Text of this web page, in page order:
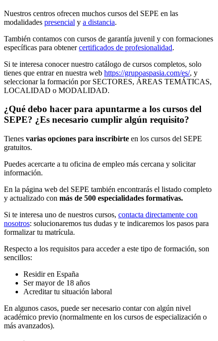
Nuestros centros ofrecen muchos cursos del SEPE en las
modalidades presencial y a distancia.
También contamos con cursos de garantía juvenil y con formaciones
específicas para obtenercertificados de profesionalidad.
Si te interesa conocer nuestro catálogo de cursos completos, solo
tienes que entrar en nuestra web https://grupoaspasia.com/es/, y
seleccionar la formación por SECTORES, ÁREAS TEMÁTICAS,
LOCALIDAD o MODALIDAD.
¿Qué debo hacer para apuntarme a los cursos del
SEPE? ¿Es necesario cumplir algún requisito?
Tienes varias opciones para inscribirte en los cursos del SEPE
gratuitos.
Puedes acercarte a tu oficina de empleo más cercana y solicitar
información.
En la página web del SEPE también encontrarás el listado completo
y actualizado con más de 500 especialidades formativas.
Si te interesa uno de nuestros cursos, contacta directamente con
nosotros: solucionaremos tus dudas y te indicaremos los pasos para
formalizar tu matrícula.
Respecto a los requisitos para acceder a este tipo de formación, son
sencillos:
Residir en España
Ser mayor de 18 años
Acreditar tu situación laboral
En algunos casos, puede ser necesario contar con algún nivel
académico previo (normalmente en los cursos de especialización o
más avanzados).